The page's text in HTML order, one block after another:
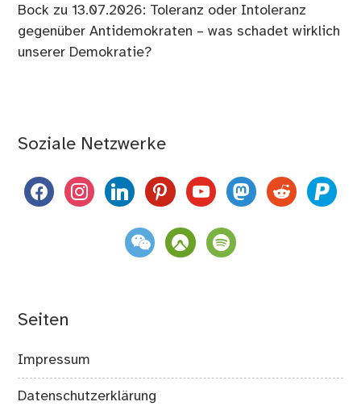
Bock zu13.07.2026: Toleranz oder Intoleranz
gegenüber Antidemokraten – was schadet wirklich
unserer Demokratie?
Soziale Netzwerke
facebookinstagramlinkedinpinterestyoutubemastodon
reddit paypal
weixin komootspotify
Seiten
Impressum
Datenschutzerklärung